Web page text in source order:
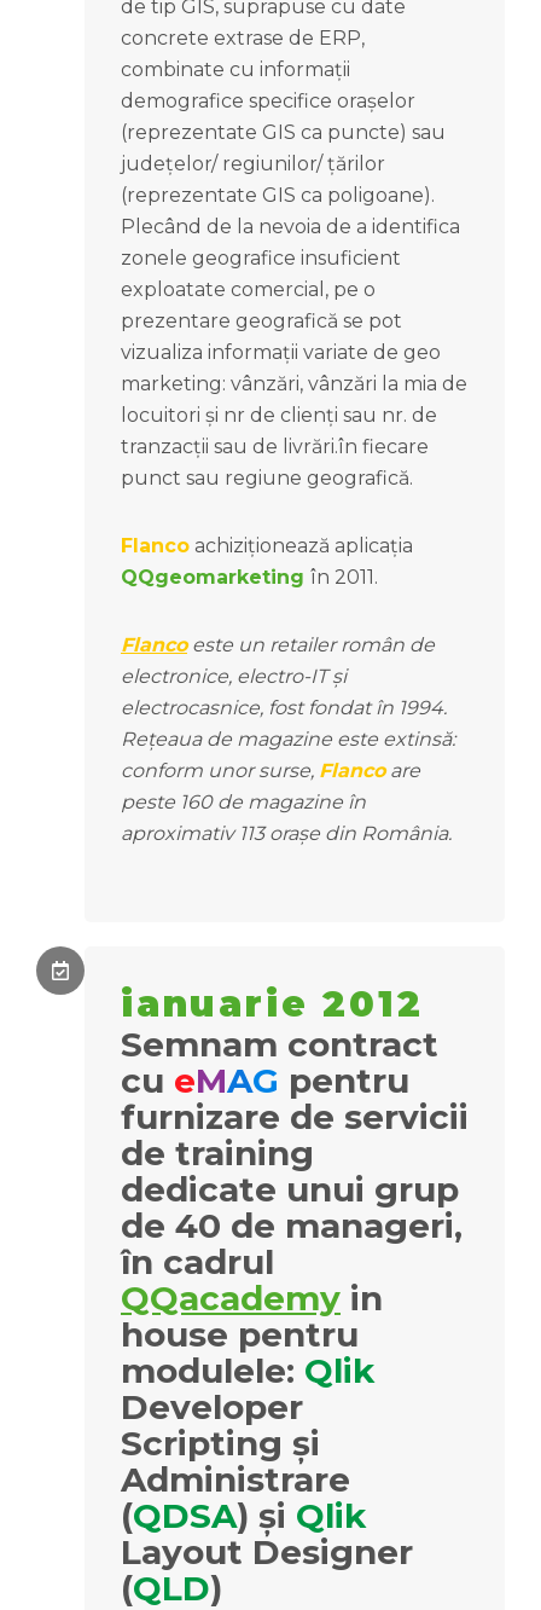
de tip GIS, suprapuse cu date
concrete extrase de ERP,
combinate cu informații
demografice specifice orașelor
(reprezentate GIS ca puncte) sau
județelor/ regiunilor/ țărilor
(reprezentate GIS ca poligoane).
Plecând de la nevoia de a identifica
zonele geografice insuficient
exploatate comercial, pe o
prezentare geografică se pot
vizualiza informații variate de geo
marketing: vânzări, vânzări la mia de
locuitori și nr de clienți sau nr. de
tranzacții sau de livrări.în fiecare
punct sau regiune geografică.
Flanco achiziționează aplicația
QQgeomarketing în 2011.
Flancoeste un retailer român de
electronice, electro-IT și
electrocasnice, fost fondat în 1994.
Rețeaua de magazine este extinsă:
conform unor surse, Flancoare
peste 160 de magazine în
aproximativ 113 orașe din România.
ianuarie 2012
Semnam contract
cu eMAG pentru
furnizare de servicii
de training
dedicate unui grup
de 40 de manageri,
în cadrul
QQacademy in
house pentru
modulele: Qlik
Developer
Scripting și
Administrare
(QDSA) și Qlik
Layout Designer
(QLD)